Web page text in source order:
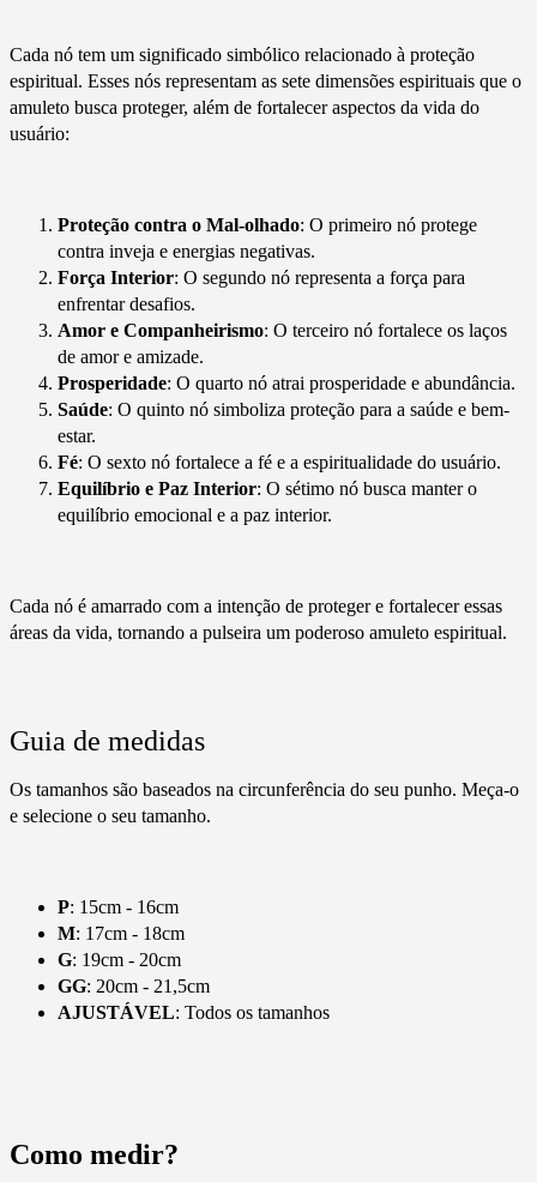
Cada nó tem um significado simbólico relacionado à proteção
espiritual. Esses nós representam as sete dimensões espirituais que o
amuleto busca proteger, além de fortalecer aspectos da vida do
usuário:
Proteção contra o Mal-olhado: O primeiro nó protege
contra inveja e energias negativas.
Força Interior: O segundo nó representa a força para
enfrentar desafios.
Amor e Companheirismo: O terceiro nó fortalece os laços
de amor e amizade.
Prosperidade: O quarto nó atrai prosperidade e abundância.
Saúde: O quinto nó simboliza proteção para a saúde e bem-
estar.
Fé: O sexto nó fortalece a fé e a espiritualidade do usuário.
Equilíbrio e Paz Interior: O sétimo nó busca manter o
equilíbrio emocional e a paz interior.
Cada nó é amarrado com a intenção de proteger e fortalecer essas
áreas da vida, tornando a pulseira um poderoso amuleto espiritual.
Guia de medidas
Os tamanhos são baseados na circunferência do seu punho. Meça-o
e selecione o seu tamanho.
P: 15cm - 16cm
M: 17cm - 18cm
G: 19cm - 20cm
GG: 20cm - 21,5cm
AJUSTÁVEL: Todos os tamanhos
Como medir?